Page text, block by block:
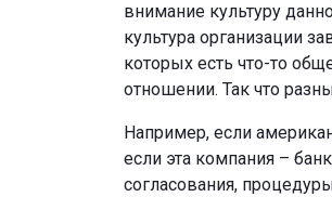
внимание культуру
культура организации
которых есть что-то
отношении. Так что
Например, если
если эта компания –
согласования,